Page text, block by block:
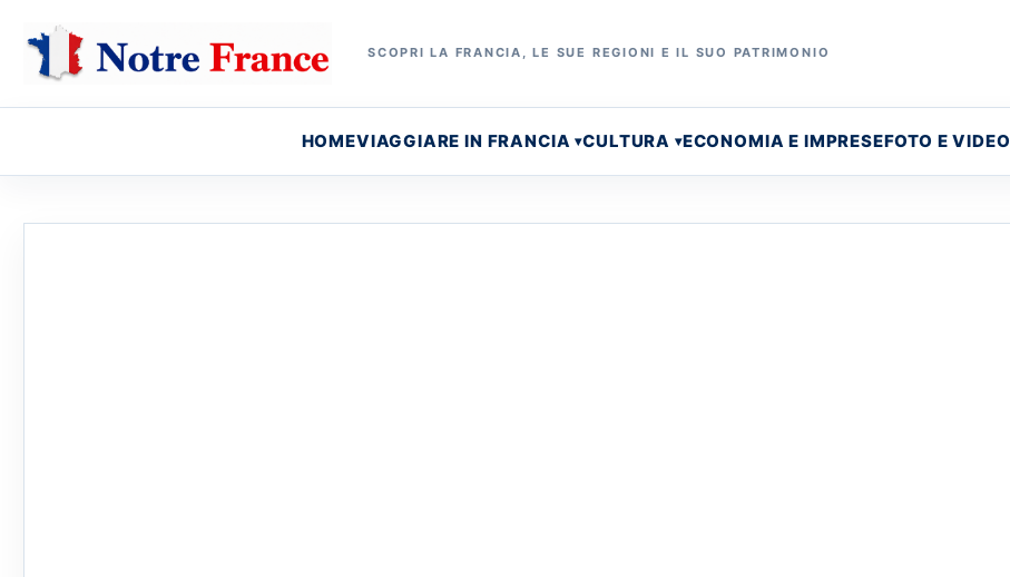
SCOPRI LA FRANCIA, LE SUE REGIONI E IL SUO PATRIMONIO
HOMEVIAGGIARE IN FRANCIA CULTURA ECONOMIA E IMPRESEFOTO E VIDEO